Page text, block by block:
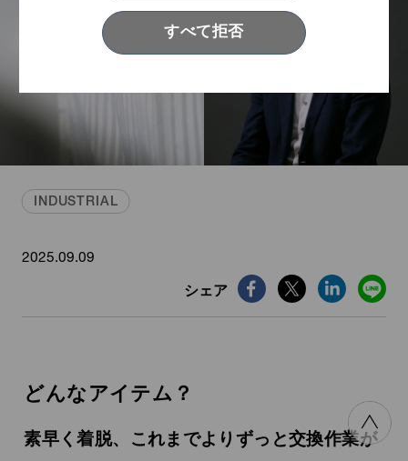
すべて拒否
INDUSTRIAL
2025.09.09
シェア
どんなアイテム？
素早く着脱、 これまでよりずっと交換作業が